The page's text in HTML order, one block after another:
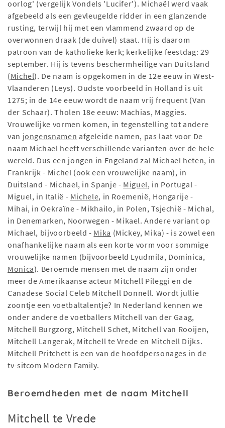
oorlog' (vergelijk Vondels 'Lucifer'). Michaël werd vaak
afgebeeld als een gevleugelde ridder in een glanzende
rusting, terwijl hij met een vlammend zwaard op de
overwonnen draak (de duivel) staat. Hij is daarom
patroon van de katholieke kerk; kerkelijke feestdag: 29
september. Hij is tevens beschermheilige van Duitsland
(Michel). De naam is opgekomen in de 12e eeuw in West-
Vlaanderen (Leys). Oudste voorbeeld in Holland is uit
1275; in de 14e eeuw wordt de naam vrij frequent (Van
der Schaar). Tholen 18e eeuw: Machias, Maggies.
Vrouwelijke vormen komen, in tegenstelling tot andere
van jongensnamen afgeleide namen, pas laat voor De
naam Michael heeft verschillende varianten over de hele
wereld. Dus een jongen in Engeland zal Michael heten, in
Frankrijk - Michel (ook een vrouwelijke naam), in
Duitsland - Michael, in Spanje - Miguel, in Portugal -
Miguel, in Italië - Michele, in Roemenië, Hongarije -
Mihai, in Oekraïne - Mikhailo, in Polen, Tsjechië - Michal,
in Denemarken, Noorwegen - Mikael. Andere variant op
Michael, bijvoorbeeld - Mika (Mickey, Mika) - is zowel een
onafhankelijke naam als een korte vorm voor sommige
vrouwelijke namen (bijvoorbeeld Lyudmila, Dominica,
Monica). Beroemde mensen met de naam zijn onder
meer de Amerikaanse acteur Mitchell Pileggi en de
Canadese Social Celeb Mitchell Donnell. Wordt jullie
zoontje een voetbaltalentje? In Nederland kennen we
onder andere de voetballers Mitchell van der Gaag,
Mitchell Burgzorg, Mitchell Schet, Mitchell van Rooijen,
Mitchell Langerak, Mitchell te Vrede en Mitchell Dijks.
Mitchell Pritchett is een van de hoofdpersonages in de
tv-sitcom Modern Family.
Beroemdheden met de naam Mitchell
Mitchell te Vrede